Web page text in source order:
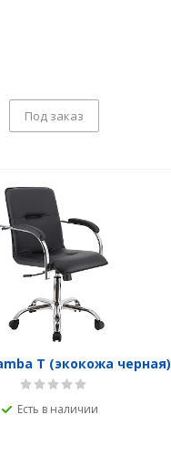
Под заказ
T (экокожа черная)
Есть в наличии